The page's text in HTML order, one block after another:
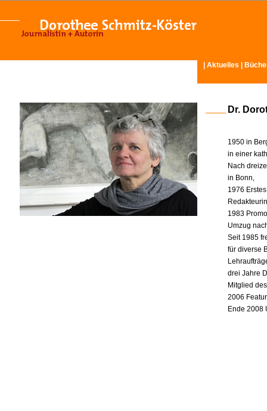
Aktuelles
Dr.
1950 in
in einer
Nach
in Bonn,
1976
1983
Umzug
Seit 1985
für diverse
drei Jahre
Mitglied
2006
Ende 2008